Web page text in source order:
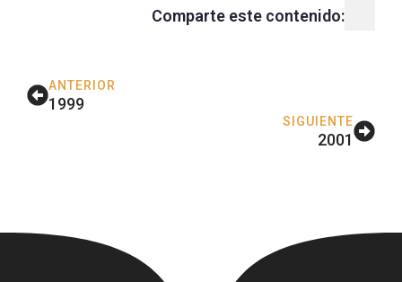
Comparte este contenido:
ANTERIOR
1999
SIGUIENTE
2001